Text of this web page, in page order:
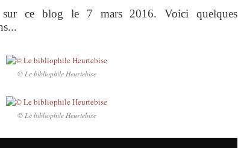
sur ce blog le 7 mars 2016. Voici quelques
© Le bibliophile Heurtebise
© Le bibliophile Heurtebise